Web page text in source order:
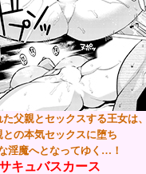
た父親とセックスする王女は
との本気セックスに堕ち
淫魔へとなってゆく…！
キュバスカース